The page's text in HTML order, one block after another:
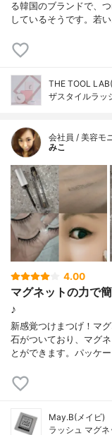
る韓国のブランドで、
しているそうです。若
THE TOOL
ザスタイルラッ
会社員 / 美容モ
みこ
4.00
マグネットの力で
♪
新感覚つけまつげ！マ
石がついており、マグ
とができます。パッケ
May.B(メイビ)
ラッシュ マグ